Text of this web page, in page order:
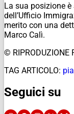
La sua posizione
dell’Ufficio
merito con una
Marco Calì.
© RIPRODUZIONE
TAG ARTICOLO:
Seguici su